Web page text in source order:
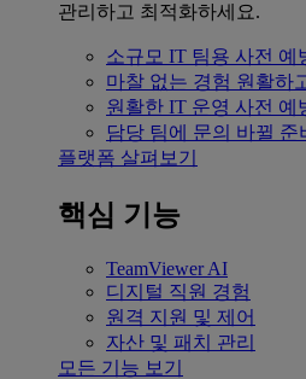
관리하고 최적화하세요.
소규모 IT 팀용 사전 예
마찰 없는 경험 원활하
원활한 IT 운영 사전 예
담당 팀에 문의 바뀔 준
플랫폼 살펴보기
핵심 기능
TeamViewer AI
디지털 직원 경험
원격 지원 및 제어
자산 및 패치 관리
모든 기능 보기